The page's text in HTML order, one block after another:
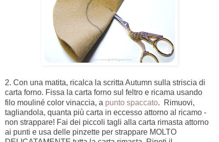
2. Con una matita, ricalca la scritta Autumn sulla striscia di
carta forno. Fissa la carta forno sul feltro e ricama usando
filo mouliné color vinaccia, a punto spaccato.
Rimuovi,
tagliandola, quanta più carta in eccesso attorno al ricamo -
non strappare! Fai dei piccoli tagli alla carta rimasta attorno
ai punti e usa delle pinzette per strappare MOLTO